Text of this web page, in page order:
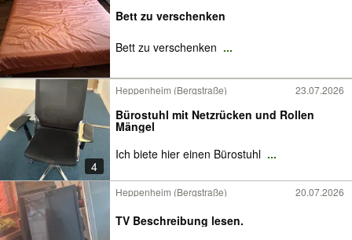
Bett zu verschenken
Bett zu verschenken ...
4
Heppenheim (Bergstraße) 23.07.2026
Bürostuhl mit Netzrücken und Rollen
Mängel
Ich biete hier einen Bürostuhl ...
Heppenheim (Bergstraße) 20.07.2026
TV Beschreibung lesen.